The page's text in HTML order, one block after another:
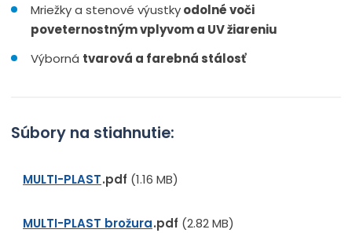
Mriežky a stenové výustkyodolné voči
poveternostným vplyvom a UV žiareniu
Výborná tvarová a farebná stálosť
Súbory na stiahnutie:
MULTI-PLAST pdf (1.16 MB)
MULTI-PLAST brožura pdf (2.82 MB)